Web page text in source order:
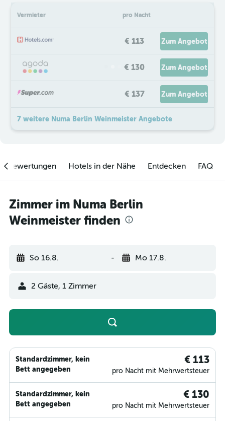
Vermieter pro Nacht
€ 113 Zum Angebot
€ 130 Zum Angebot
€ 137 Zum Angebot
7 weitere Numa Berlin Weinmeister Angebote
Hotels in der Nähe Entdecken FAQ
Zimmer im Numa Berlin
Weinmeister finden
So 16.8. - Mo 17.8.
2 Gäste, 1 Zimmer
Standardzimmer, kein
Bett angegeben
€ 113
pro Nacht mit Mehrwertsteuer
Standardzimmer, kein
Bett angegeben
€ 130
pro Nacht mit Mehrwertsteuer